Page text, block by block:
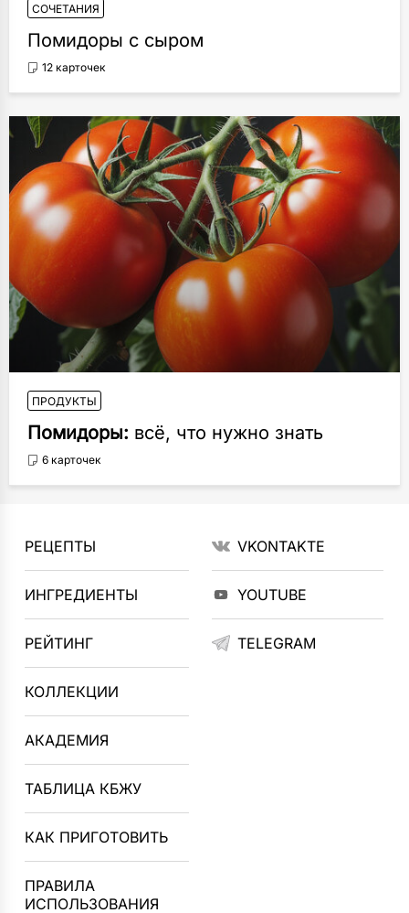
СОЧЕТАНИЯ
Помидоры с сыром
12 карточек
ПРОДУКТЫ
Помидоры: всё, что нужно знать
6 карточек
РЕЦЕПТЫ
ИНГРЕДИЕНТЫ
РЕЙТИНГ
КОЛЛЕКЦИИ
АКАДЕМИЯ
ТАБЛИЦА КБЖУ
КАК ПРИГОТОВИТЬ
ПРАВИЛА
ИСПОЛЬЗОВАНИЯ
VKONTAKTE
YOUTUBE
TELEGRAM